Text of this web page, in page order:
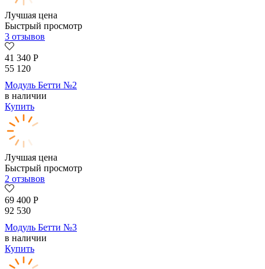
Лучшая цена
Быстрый просмотр
3 отзывов
41 340 Р
55 120
Модуль Бетти №2
в наличии
Купить
Лучшая цена
Быстрый просмотр
2 отзывов
69 400 Р
92 530
Модуль Бетти №3
в наличии
Купить